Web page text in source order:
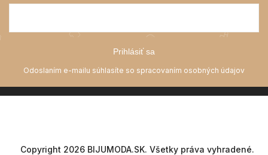
Prihlásiť sa
Copyright 2026 BIJUMODA.SK. Všetky práva vyhradené.